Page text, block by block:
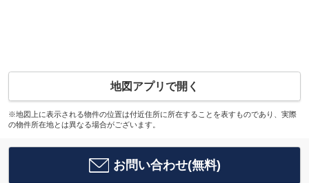
地図アプリで開く
※地図上に表示される物件の位置は付近住所に所在することを表すものであり、実際
の物件所在地とは異なる場合がございます。
お問い合わせ(無料)